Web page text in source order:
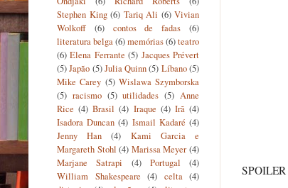
Stephen King (6) Tariq Ali (6) Vivian
Wolkoff
(6) contos de fadas
(6)
literatura belga(6)memórias(6)teatro
(6) Elena Ferrante (5) Jacques Prévert
(5)Japão (5) Julia Quinn (5) Líbano(5)
Mike Carey (5) Wislawa Szymborska
(5) racismo (5) utilidades (5) Anne
Rice (4) Brasil (4) Iraque (4) Irã (4)
Isadora Duncan (4) Ismail Kadaré (4)
Jenny Han
(4)
Kami Garcia e
Margareth Stohl (4) Marissa Meyer (4)
Marjane Satrapi
(4) Portugal
(4)
William Shakespeare (4) celta (4)